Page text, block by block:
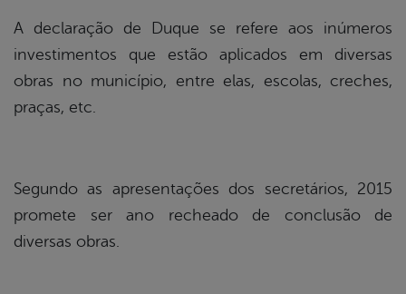
A declaração de Duque se refere aos inúmeros
investimentos que estão aplicados em diversas
obras no município, entre elas, escolas, creches,
praças, etc.
Segundo as apresentações dos secretários, 2015
promete ser ano recheado de conclusão de
diversas obras.